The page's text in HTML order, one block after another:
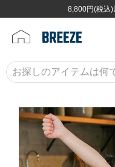
8,800円(税込)
ほぼ全品半額
8,800円(税込)
ほぼ全品半額